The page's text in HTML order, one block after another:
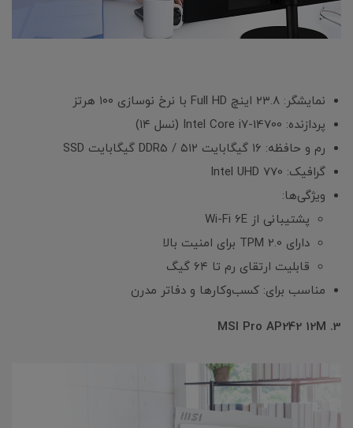
نمایشگر: ۲۳.۸ اینچ Full HD با نرخ نوسازی ۱۰۰ هرتز
پردازنده: Intel Core i7-14700 (نسل ۱۴)
رم و حافظه: ۱۶ گیگابایت DDR5 / ۵۱۲ گیگابایت SSD
گرافیک: Intel UHD 770
ویژگی‌ها:
پشتیبانی از Wi-Fi 6E
دارای TPM 2.0 برای امنیت بالا
قابلیت ارتقای رم تا ۶۴ گیگ
مناسب برای: کسب‌وکارها و دفاتر مدرن
3. MSI Pro AP242 12M